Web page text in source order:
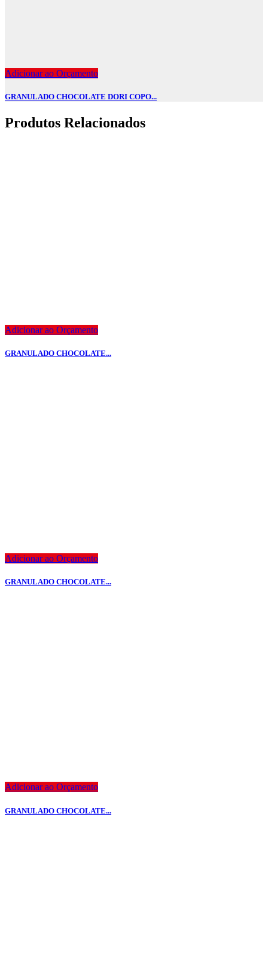
Adicionar ao Orçamento
GRANULADO CHOCOLATE DORI COPO...
Produtos Relacionados
Adicionar ao Orçamento
GRANULADO CHOCOLATE...
Adicionar ao Orçamento
GRANULADO CHOCOLATE...
Adicionar ao Orçamento
GRANULADO CHOCOLATE...